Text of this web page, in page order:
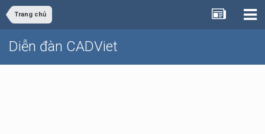
Trang chủ
Diễn đàn CADViet